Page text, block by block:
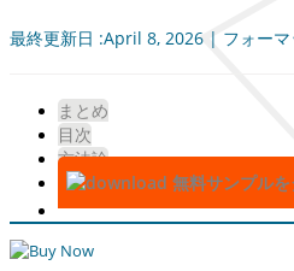
最終更新日 :April 8, 2026 | フォー
まとめ
目次
方法論
無料サンプル